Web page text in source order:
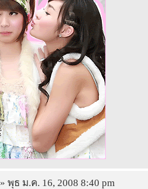
» พุธ ม.ค. 16, 2008 8:40 pm